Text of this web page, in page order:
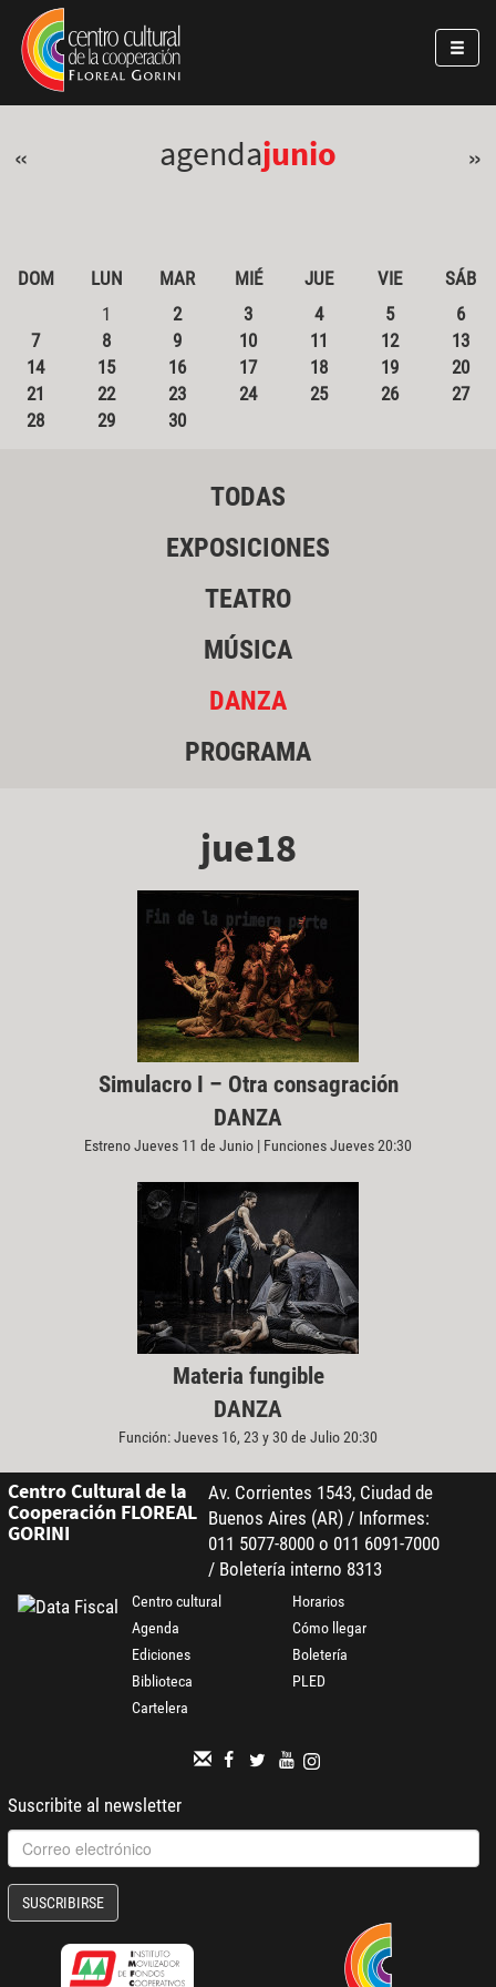
Pasar al contenido principal
Jump to main content
« agendajunio »
DOM LUN MAR MIÉ JUE VIE
SÁB
1
2 3 4 5
6
7
8 9 10 11 12
13
14
15 16 17 18 19
20
21
22 23 24 25 26
27
28
29 30
TODAS
EXPOSICIONES
TEATRO
MÚSICA
DANZA
PROGRAMA
jue18
Simulacro I – Otra consagración
DANZA
Estreno Jueves 11 de Junio | Funciones Jueves 20:30
Materia fungible
DANZA
Función: Jueves 16, 23 y 30 de Julio 20:30
Centro Cultural de la
Cooperación FLOREAL
GORINI
Av. Corrientes 1543, Ciudad de
Buenos Aires (AR) / Informes:
011 5077-8000 o 011 6091-7000
/ Boletería interno 8313
Centro cultural
Agenda
Ediciones
Biblioteca
Cartelera
Horarios
Cómo llegar
Boletería
PLED
Suscribite al newsletter
SUSCRIBIRSE